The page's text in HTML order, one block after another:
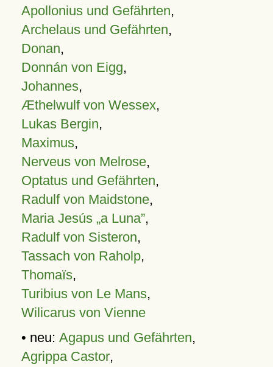
Apollonius und Gefährten,
Archelaus und Gefährten,
Donan,
Donnán von Eigg,
Johannes,
Æthelwulf von Wessex,
Lukas Bergin,
Maximus,
Nerveus von Melrose,
Optatus und Gefährten,
Radulf von Maidstone,
Maria Jesús „a Luna”,
Radulf von Sisteron,
Tassach von Raholp,
Thomaïs,
Turibius von Le Mans,
Wilicarus von Vienne
• neu: Agapus und Gefährten,
Agrippa Castor,